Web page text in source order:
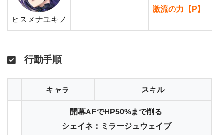
ヒスメナユキノ
激流の力【P】
行動手順
キャラ スキル
開幕AFでHP50%まで削る
シェイネ：ミラージュウェイブ